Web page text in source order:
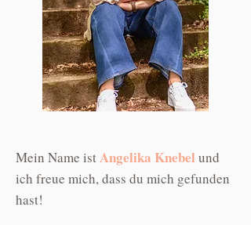
Mein Name istAngelika Knebel und
ich freue mich, dass du mich gefunden
hast!